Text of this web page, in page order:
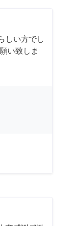
しい方でし
い致しま